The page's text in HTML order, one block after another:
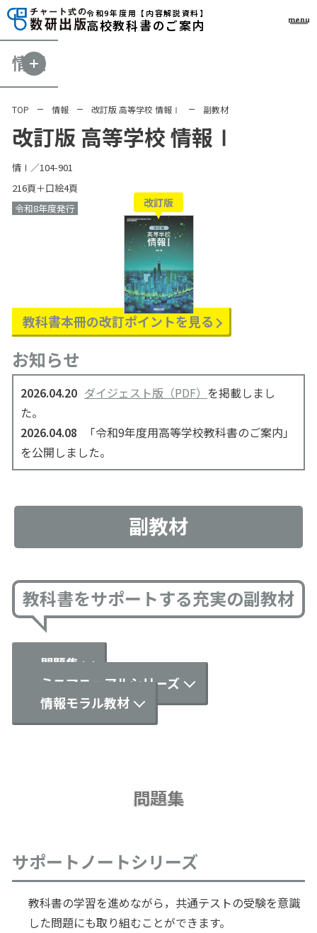
令和9年度用 【内容解説資料】
高校教科書のご案内 menu
情報
TOP 情報 改訂版 高等学校 情報Ⅰ 副教材
改訂版 高等学校 情報Ⅰ
情Ⅰ／104-901
216頁＋口絵4頁
令和8年度発行
教科書本冊の改訂ポイントを見る
改訂版
お知らせ
2026.04.20 ダイジェスト版（PDF） を掲載しまし
た。
2026.04.08
「令和9年度用高等学校教科書のご案内」
を公開しました。
副教材
教科書をサポートする充実の副教材
問題集
ミニマニュアルシリーズ
情報モラル教材
問題集
サポートノートシリーズ
教科書の学習を進めながら，共通テストの受験を意識
した問題にも取り組むことができます。